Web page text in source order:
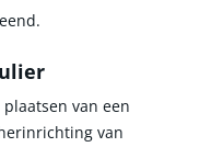
van een
van